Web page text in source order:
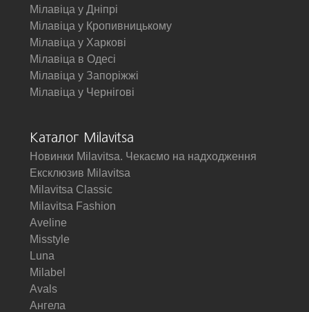
Мілавіца у Дніпрі
Мілавіца у Кропивницькому
Мілавіца у Харкові
Мілавіца в Одесі
Мілавіца у Запоріжжі
Мілавіца у Чернігові
Каталог Milavitsa
Новинки Milavitsa. Чекаємо на надходження
Ексклюзив Milavitsa
Milavitsa Classic
Milavitsa Fashion
Aveline
Misstyle
Luna
Milabel
Avals
Ангела